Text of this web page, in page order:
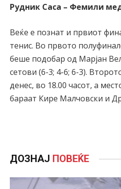
Рудник Саса – Фемили
Веќе е познат и првиот
тенис. Во првото
беше подобар од Марјан
сетови (6-3; 4-6; 6-3).
денес, во 18.00 часот, а
бараат Кире Малчовски и
ДОЗНАЈ ПОВЕЌЕ